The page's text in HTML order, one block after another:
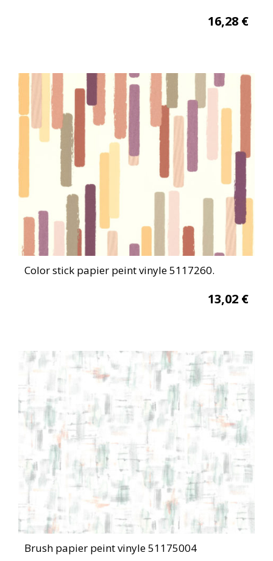
16,28 €
Color stick papier peint vinyle 5117260.
13,02 €
Brush papier peint vinyle 51175004